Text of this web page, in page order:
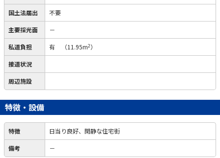
国土法届出 不要
主要採光面 －
私道負担 有 （11.95m2）
接道状況
周辺施設
特徴・設備
特徴 日当り良好、閑静な住宅街
備考 －